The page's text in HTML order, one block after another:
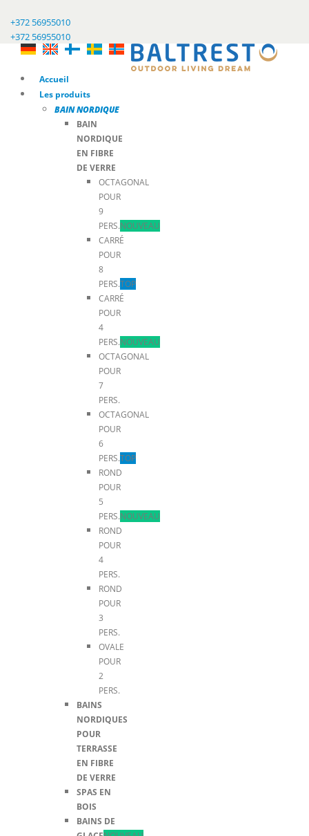
+372 56955010
+372 56955010
Accueil
Les produits
BAIN NORDIQUE
BAIN
NORDIQUE
EN FIBRE
DE VERRE
OCTAGONAL
POUR
9
PERS.NOUVEAU
CARRÉ
POUR
8
PERS.TOP
CARRÉ
POUR
4
PERS.NOUVEAU
OCTAGONAL
POUR
7
PERS.
OCTAGONAL
POUR
6
PERS.TOP
ROND
POUR
5
PERS.NOUVEAU
ROND
POUR
4
PERS.
ROND
POUR
3
PERS.
OVALE
POUR
2
PERS.
BAINS
NORDIQUES
POUR
TERRASSE
EN FIBRE
DE VERRE
SPAS EN
BOIS
BAINS DE